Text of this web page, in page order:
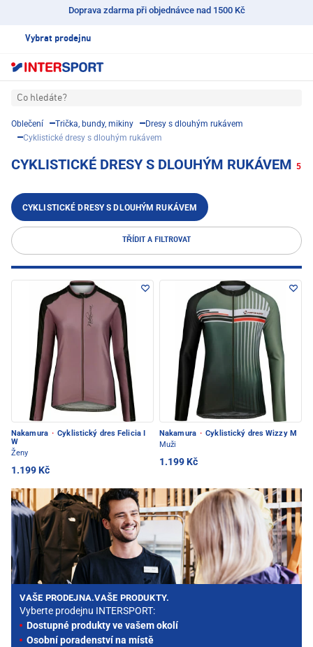
Doprava zdarma při objednávce nad 1500 Kč
Vybrat prodejnu
Co hledáte?
Oblečení Trička, bundy, mikiny
Dresy s dlouhým rukávem
Cyklistické dresy s dlouhým rukávem
CYKLISTICKÉ DRESY S DLOUHÝM RUKÁVEM 5
CYKLISTICKÉ DRESY S DLOUHÝM RUKÁVEM
TŘÍDIT A FILTROVAT
Nakamura · Cyklistický dres Felicia I
W
Ženy
1.199 Kč
Nakamura · Cyklistický dres Wizzy M
Muži
1.199 Kč
VAŠE PRODEJNA.VAŠE PRODUKTY.
Vyberte prodejnu INTERSPORT:
Dostupné produkty ve vašem okolí
Osobní poradenství na místě